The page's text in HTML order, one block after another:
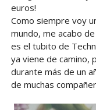
euros!
Como siempre voy
mundo, me acabo
es el tubito de
ya viene de camino,
durante más de un
de muchas